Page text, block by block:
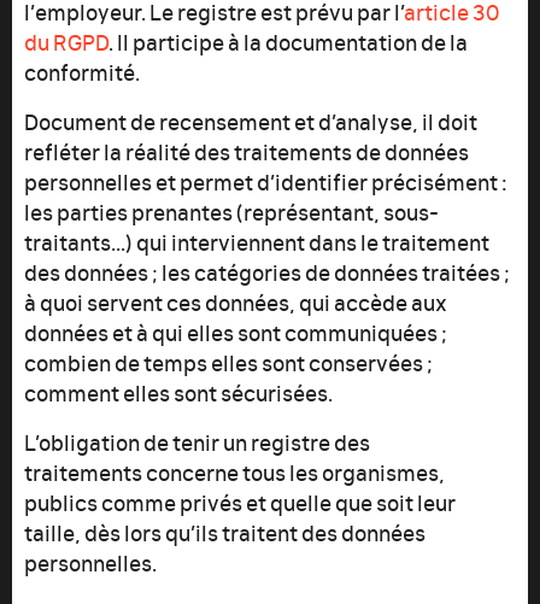
l’employeur. Le registre est prévu par l’article 30
du RGPD. Il participe à la documentation de la
conformité.
Document de recensement et d’analyse, il doit
refléter la réalité des traitements de données
personnelles et permet d’identifier précisément :
les parties prenantes (représentant, sous-
traitants...) qui interviennent dans le traitement
des données ; les catégories de données traitées ;
à quoi servent ces données, qui accède aux
données et à qui elles sont communiquées ;
combien de temps elles sont conservées ;
comment elles sont sécurisées.
L’obligation de tenir un registre des
traitements concerne tous les organismes,
publics comme privés et quelle que soit leur
taille, dès lors qu’ils traitent des données
personnelles.